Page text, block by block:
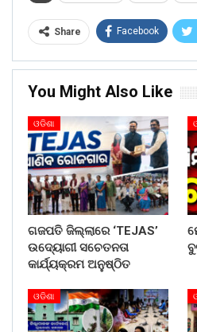
Share Facebook
You Might Also Like
ଓଡିଶା
ଗଜପତି ଜିଲ୍ଲାରେ ‘TEJAS’
ଉଦ୍ୟୋଗୀ ସଚେତନତା
କାର୍ଯ୍ୟକ୍ରମ ଅନୁଷ୍ଠିତ
ଓଡିଶା